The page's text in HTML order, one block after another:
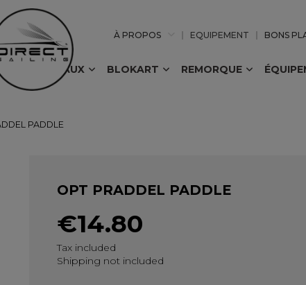
À PROPOS EQUIPEMENT BONS
BATEAUX BLOKART REMORQUE
PADDLE
OPT PRADDEL PADDLE
€14.80
Tax included
Shipping not included